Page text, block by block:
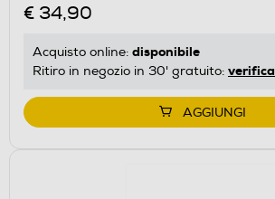
€ 34,90
Acquisto online: disponibile
Ritiro in negozio in 30' gratuito: verifica
AGGIUNGI